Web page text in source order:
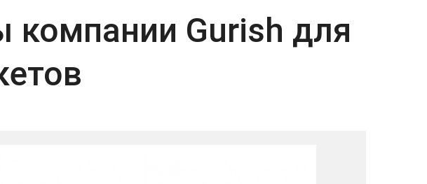
Gurish для